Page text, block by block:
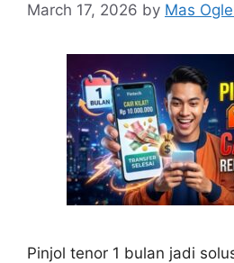
March 17, 2026 by Mas
Pinjol tenor 1 bulan jadi